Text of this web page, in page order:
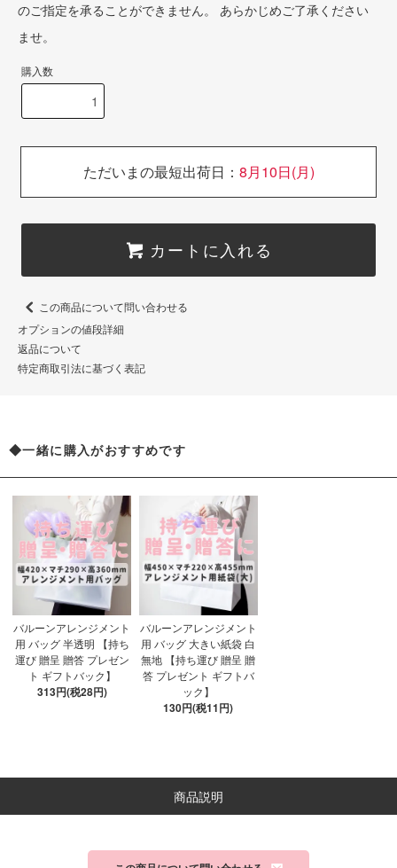
のご指定を承ることができません。 あらかじめご了承ください
ませ。
購入数
ただいまの最短出荷日： 8月10日(月)
カートに入れる
この商品について問い合わせる
オプションの値段詳細
返品について
特定商取引法に基づく表記
◆一緒に購入がおすすめです
バルーンアレンジメント
用 バッグ 半透明 【持ち
運び 贈呈 贈答 プレゼン
ト ギフトバック】
313円(税28円)
バルーンアレンジメント
用 バッグ 大きい紙袋 白
無地 【持ち運び 贈呈 贈
答 プレゼント ギフトバ
ック】
130円(税11円)
商品説明